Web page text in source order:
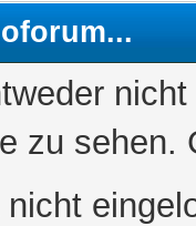
zu sehen.
nicht